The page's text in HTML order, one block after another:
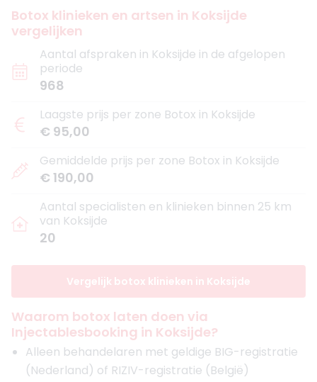
Botox klinieken en artsen in Koksijde
vergelijken
Aantal afspraken in Koksijde in de afgelopen
periode
968
Laagste prijs per zone Botox in Koksijde
€ 95,00
Gemiddelde prijs per zone Botox in Koksijde
€ 190,00
Aantal specialisten en klinieken binnen 25 km
van Koksijde
20
Vergelijk botox klinieken in Koksijde
Waarom botox laten doen via
Injectablesbooking in Koksijde?
Alleen behandelaren met geldige BIG-registratie
(Nederland) of RIZIV-registratie (België)